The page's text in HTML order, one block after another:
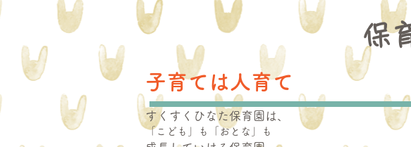
保
子育ては人育て
すくすくひなた保育園は、
「こども」も「おとな」も